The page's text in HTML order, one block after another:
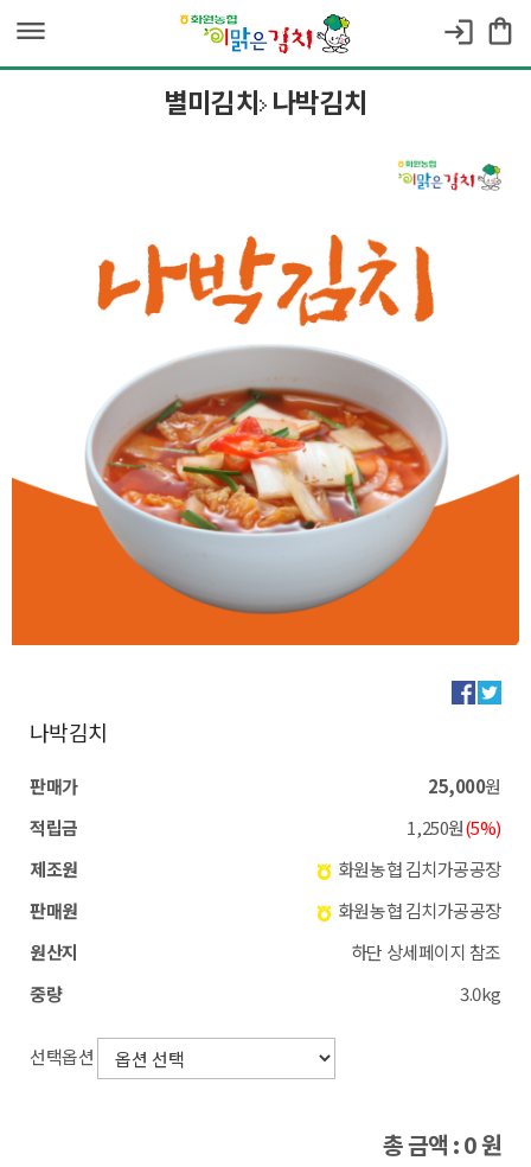
dehaze login shopping_bag
별미김치 나박김치
나박김치
판매가 25,000원
적립금
1,250원(5%)
제조원
화원농협 김치가공공장
판매원
화원농협 김치가공공장
원산지
하단 상세페이지 참조
중량
3.0kg
선택옵션
총 금액 :0원